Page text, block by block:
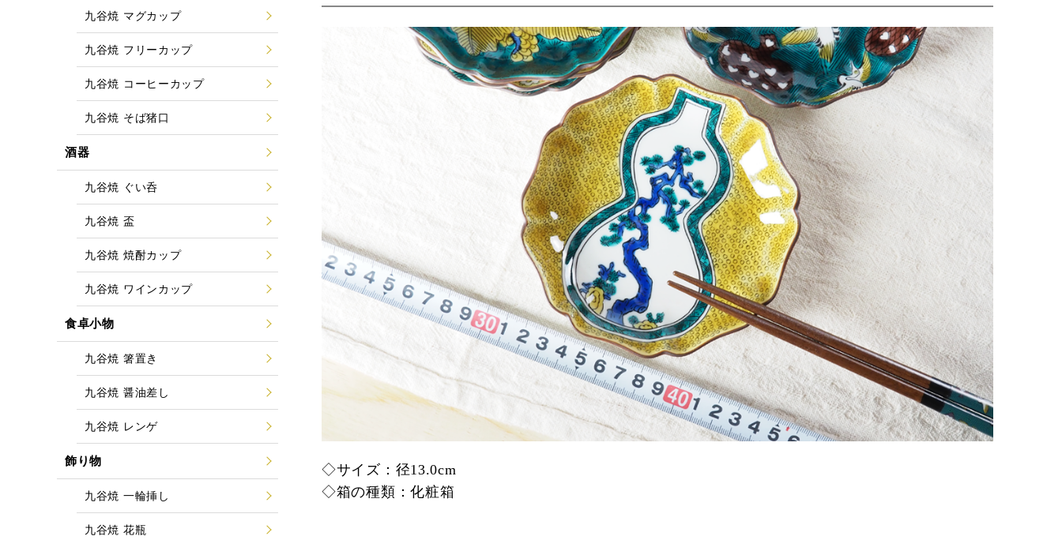
◇サイズ：径13.0cm
◇箱の種類：化粧箱
九谷焼 マグカップ
九谷焼 フリーカップ
九谷焼 コーヒーカップ
九谷焼 そば猪口
酒器
九谷焼 ぐい呑
九谷焼 盃
九谷焼 焼酎カップ
九谷焼 ワインカップ
食卓小物
九谷焼 箸置き
九谷焼 醤油差し
九谷焼 レンゲ
飾り物
九谷焼 一輪挿し
九谷焼 花瓶